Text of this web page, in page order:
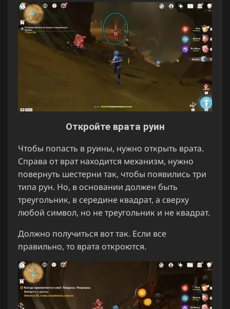
Откройте врата руин
Чтобы попасть в руины, нужно открыть врата.
Справа от врат находится механизм, нужно
повернуть шестерни так, чтобы появились три
типа рун. Но, в основании должен быть
треугольник, в середине квадрат, а сверху
любой символ, но не треугольник и не квадрат.
Должно получиться вот так. Если все
правильно, то врата откроются.